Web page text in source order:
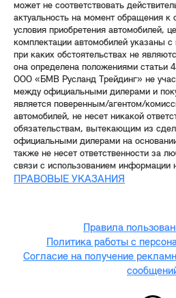
может не соответствовать
актуальность на момент обращения
условия приобретения автомобилей,
комплектации автомобилей указаны
при каких обстоятельствах не
она определена положениями статьи
ООО «БМВ Русланд Трейдинг» не
между официальными дилерами и
является поверенным/агентом/
автомобилей, не несет никакой
обязательствам, вытекающим из
официальными дилерами на
также не несет ответственности за
связи с использованием информации
ПРАВОВЫЕ УКАЗАНИЯ
Правила
Политика работы с
Согласие на получение